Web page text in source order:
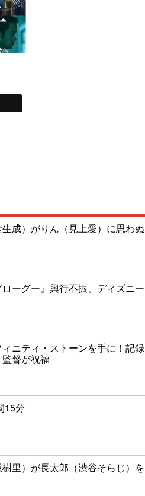
成）がりん（見上愛）に思わぬ
ーグー』興行不振、ディズニー
ニティ・ストーンを手に！記録
督が祝福
15分
里）が長太郎（渋谷そらじ）を